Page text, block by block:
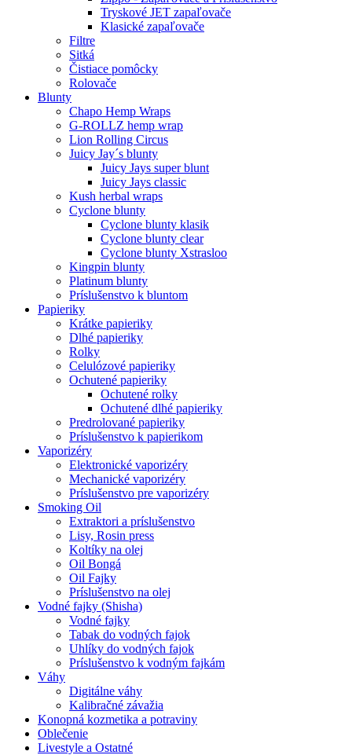
Tryskové JET zapaľovače
Klasické zapaľovače
Filtre
Sitká
Čistiace pomôcky
Rolovače
Blunty
Chapo Hemp Wraps
G-ROLLZ hemp wrap
Lion Rolling Circus
Juicy Jay´s blunty
Juicy Jays super blunt
Juicy Jays classic
Kush herbal wraps
Cyclone blunty
Cyclone blunty klasik
Cyclone blunty clear
Cyclone blunty Xstrasloo
Kingpin blunty
Platinum blunty
Príslušenstvo k bluntom
Papieriky
Krátke papieriky
Dlhé papieriky
Rolky
Celulózové papieriky
Ochutené papieriky
Ochutené rolky
Ochutené dlhé papieriky
Predrolované papieriky
Príslušenstvo k papierikom
Vaporizéry
Elektronické vaporizéry
Mechanické vaporizéry
Príslušenstvo pre vaporizéry
Smoking Oil
Extraktori a príslušenstvo
Lisy, Rosin press
Koltíky na olej
Oil Bongá
Oil Fajky
Príslušenstvo na olej
Vodné fajky (Shisha)
Vodné fajky
Tabak do vodných fajok
Uhlíky do vodných fajok
Príslušenstvo k vodným fajkám
Váhy
Digitálne váhy
Kalibračné závažia
Konopná kozmetika a potraviny
Oblečenie
Livestyle a Ostatné